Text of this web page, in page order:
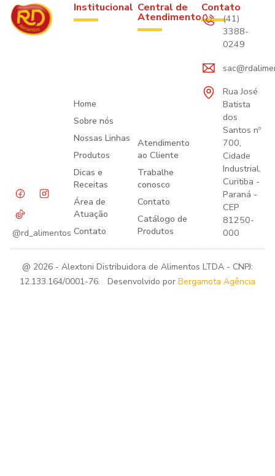
@rd_alimentos
Institucional
Home
Sobre nós
Nossas Linhas
Produtos
Dicas e
Receitas
Área de
Atuação
Contato
Central de
Atendimento
Atendimento
ao Cliente
Trabalhe
conosco
Contato
Catálogo de
Produtos
Contato
(41)
3388-
0249
Rua José
Batista
dos
Santos nº
700,
Cidade
Industrial,
Curitiba -
Paraná -
CEP
81250-
000
@ 2026 - Alextoni Distribuidora de Alimentos LTDA - CNPJ:
12.133.164/0001-76. Desenvolvido por Bergamota Agência